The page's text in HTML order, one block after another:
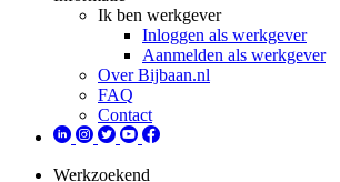
Ik ben werkgever
Inloggen als werkgever
Aanmelden als werkgever
Over Bijbaan.nl
FAQ
Contact
Werkzoekend